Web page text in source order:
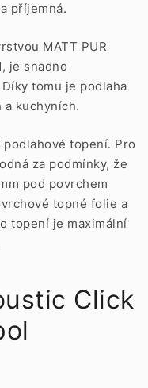
příjemná.
MATT PUR
je snadno
tomu je podlaha
kuchyních.
topení. Pro
za podmínky, že
pod povrchem
topné folie a
topení je maximální
Click